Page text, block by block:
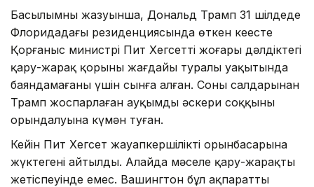
Басылымның жазуынша, Дональд Трамп 31 шілдеде
Флоридадағы резиденциясында өткен кеңесте
Қорғаныс министрі Пит Хегсетті жоғары дәлдіктегі
қару-жарақ қорының жағдайы туралы уақытында
баяндамағаны үшін сынға алған. Соның салдарынан
Трамп жоспарлаған ауқымды әскери соққының
орындалуына күмән туған.
Кейін Пит Хегсет жауапкершілікті орынбасарына
жүктегені айтылды. Алайда мәселе қару-жарақтың
жетіспеуінде емес. Вашингтон бұл ақпаратты